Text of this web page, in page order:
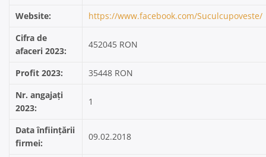
Website:
https://www.facebook.com/Suculcupoveste/
Cifra de
afaceri 2023:
452045 RON
Profit 2023:
35448 RON
Nr. angajați
2023:
1
Data înființării
firmei:
09.02.2018